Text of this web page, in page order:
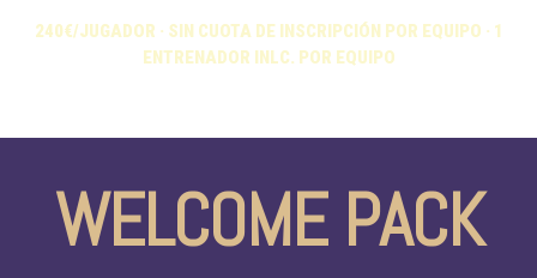
240€/JUGADOR · SIN CUOTA DE INSCRIPCIÓN POR EQUIPO · 1
ENTRENADOR INLC. POR EQUIPO
WELCOME PACK